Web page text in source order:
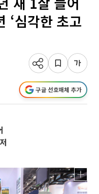
심각한 초고
구글 선호매체 추가